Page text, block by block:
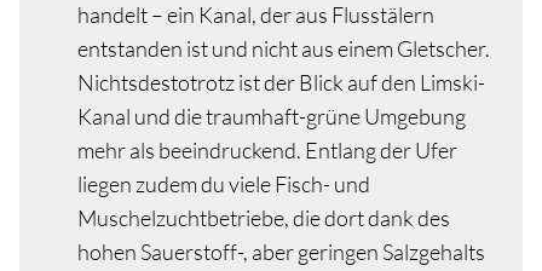
handelt – ein Kanal, der aus Flusstälern
entstanden ist und nicht aus einem Gletscher.
Nichtsdestotrotz ist der Blick auf den Limski-
Kanal und die traumhaft-grüne Umgebung
mehr als beeindruckend. Entlang der Ufer
liegen zudem du viele Fisch- und
Muschelzuchtbetriebe, die dort dank des
hohen Sauerstoff-, aber geringen Salzgehalts